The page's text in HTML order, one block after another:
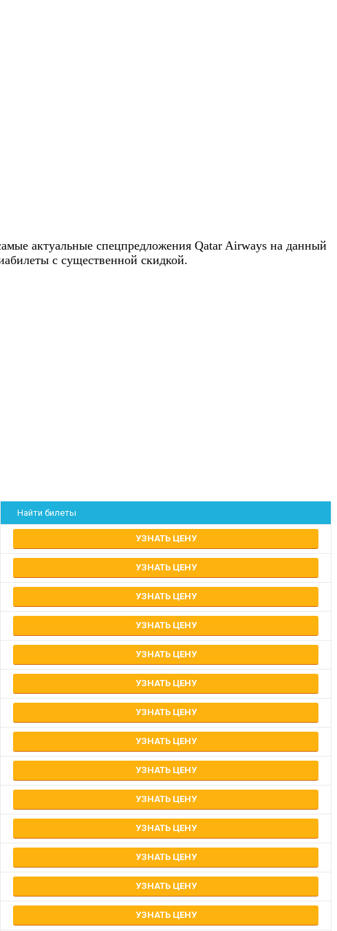
актуальные спецпредложения Qatar Airways на данный
с существенной скидкой.
Найти билеты
УЗНАТЬ ЦЕНУ
УЗНАТЬ ЦЕНУ
УЗНАТЬ ЦЕНУ
УЗНАТЬ ЦЕНУ
УЗНАТЬ ЦЕНУ
УЗНАТЬ ЦЕНУ
УЗНАТЬ ЦЕНУ
УЗНАТЬ ЦЕНУ
УЗНАТЬ ЦЕНУ
УЗНАТЬ ЦЕНУ
УЗНАТЬ ЦЕНУ
УЗНАТЬ ЦЕНУ
УЗНАТЬ ЦЕНУ
УЗНАТЬ ЦЕНУ